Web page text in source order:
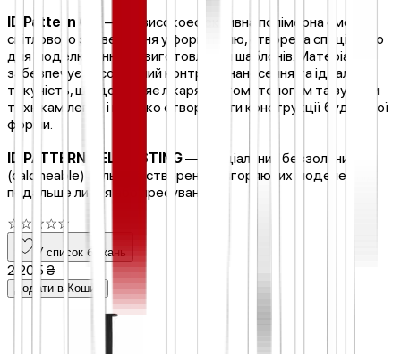
ID Pattern Gel
— це високоефективна полімерна смола
світлового затвердіння у формі гелю, створена спеціально
для моделювання та виготовлення шаблонів. Матеріал
забезпечує абсолютний контроль нанесення та ідеальну
текучість, що дозволяє лікарям-стоматологам та зубним
технікам легко і швидко створювати конструкції будь-якої
форми.
ID PATTERN GEL CASTING— спеціальний беззольний
(calcineable) гель для створення вигоряючих моделей під
подальше лиття або пресування.
☆ ☆ ☆☆☆
У список бажань
2 205 ₴
Додати в Кошик